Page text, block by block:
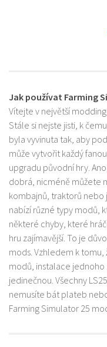
Jak používat Farming
Vítejte v největší
Stále si nejste jisti, k
byla vyvinuta tak, aby
může vytvořit každý
upgradu původní hry.
dobrá, nicméně můžete
kombajnů, traktorů nebo
nabízí různé typy modů,
některé chyby, které
hru zajímavější. To je
mods. Vzhledem k tomu,
modů, instalace jednoho
jedinečnou. Všechny
nemusíte bát plateb
Farming Simulator 25